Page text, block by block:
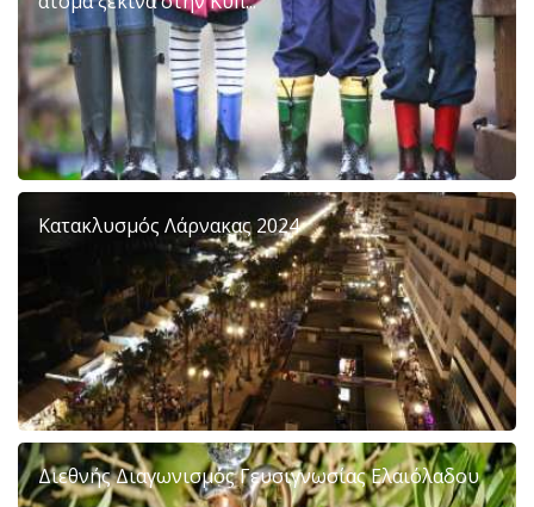
Κατακλυσμός Λάρνακας 2024
Διεθνής Διαγωνισμός Γευσιγνωσίας Ελαιόλαδου